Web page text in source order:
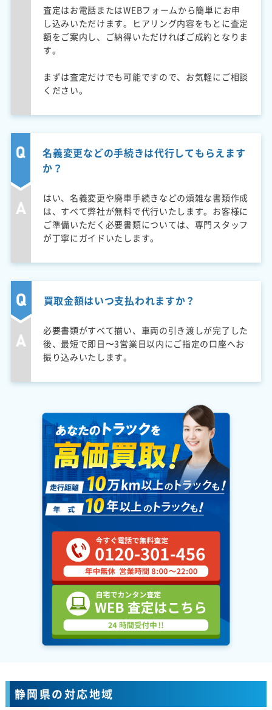
査定はお電話またはWEBフォームから簡単にお申
し込みいただけます。ヒアリング内容をもとに査定
額をご案内し、ご納得いただければご成約となりま
す。
まずは査定だけでも可能ですので、お気軽にご相談
ください。
名義変更などの手続きは代行してもらえます
か？
はい、名義変更や廃車手続きなどの煩雑な書類作成
は、すべて弊社が無料で代行いたします。お客様に
ご準備いただく必要書類については、専門スタッフ
が丁寧にガイドいたします。
買取金額はいつ支払われますか？
必要書類がすべて揃い、車両の引き渡しが完了した
後、最短で即日〜3営業日以内にご指定の口座へお
振り込みいたします。
静岡県の対応地域